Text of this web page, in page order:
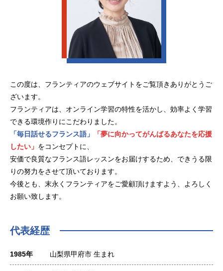
この度は、フランティアのウェブサイトをご覧頂きありがとうご
ざいます。
フランティアは、オンライン学習の特性を活かし、効率よく学習
できる環境作りにこだわりました。
「毎日話せるフランス語」
「夢に向かってがんばるあなたを応援
したい」 をコンセプトに、
安価で良質なフランス語レッスンをお届けするため、できうる限
りの努力をさせて頂いております。
今後とも、末永くフランティアをご愛顧頂けますよう、よろしく
お願い致します。
代表経歴
1985年 山梨県甲府市 生まれ